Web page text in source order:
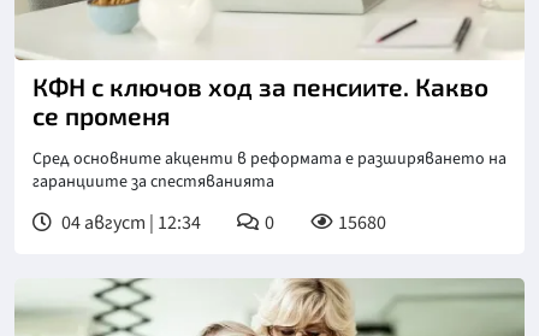
Снимка: Фрийпик
КФН с ключов ход за пенсиите. Какво
се променя
Сред основните акценти в реформата е разширяването на
гаранциите за спестяванията
04 август | 12:34 0 15680